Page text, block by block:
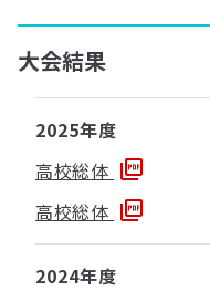
大会結果
2025年度
高校総体
高校総体
2024年度